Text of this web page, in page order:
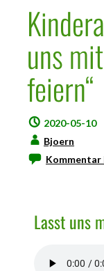
uns
feiern“
2020-05-10
Bjoern
Kommentar
Lasst uns